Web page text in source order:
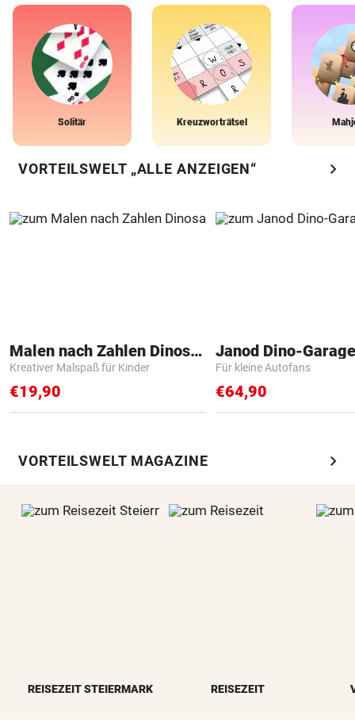
Solitär Kreuzworträtsel
VORTEILSWELT „ALLE ANZEIGEN“ chevron_right
Malen nach Zahlen Dinosaurier
Kreativer Malspaß für Kinder
€19,90
Janod Dino-Garage
Für kleine Autofans
€64,90
VORTEILSWELT MAGAZINE chevron_right
REISEZEIT STEIERMARK REISEZEIT